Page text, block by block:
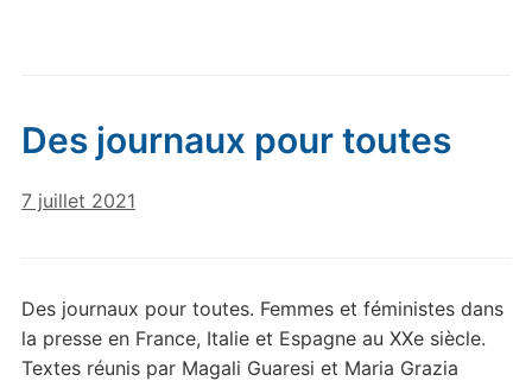
Des journaux pour toutes
7 juillet 2021
Des journaux pour toutes. Femmes et féministes dans
la presse en France, Italie et Espagne au XXe siècle.
Textes réunis par Magali Guaresi et Maria Grazia